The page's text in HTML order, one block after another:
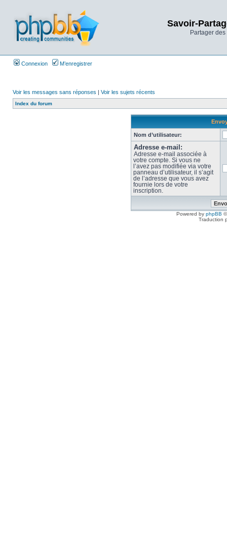
Savoir-
Partager
Connexion M’enregistrer
Voir les messages sans réponses | Voir les sujets récents
Index du forum
Nom d’utilisateur:
Adresse e-mail:
Adresse e-mail associée à
votre compte. Si vous ne
l’avez pas modifiée via votre
panneau d’utilisateur, il s’agit
de l’adresse que vous avez
fournie lors de votre
inscription.
Powered by phpBB
Traduction